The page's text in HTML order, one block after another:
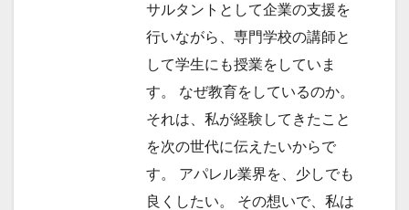
サルタントとして企業の支援を
行いながら、専門学校の講師と
して学生にも授業をしていま
す。 なぜ教育をしているのか。
それは、私が経験してきたこと
を次の世代に伝えたいからで
す。 アパレル業界を、少しでも
良くしたい。 その想いで、私は